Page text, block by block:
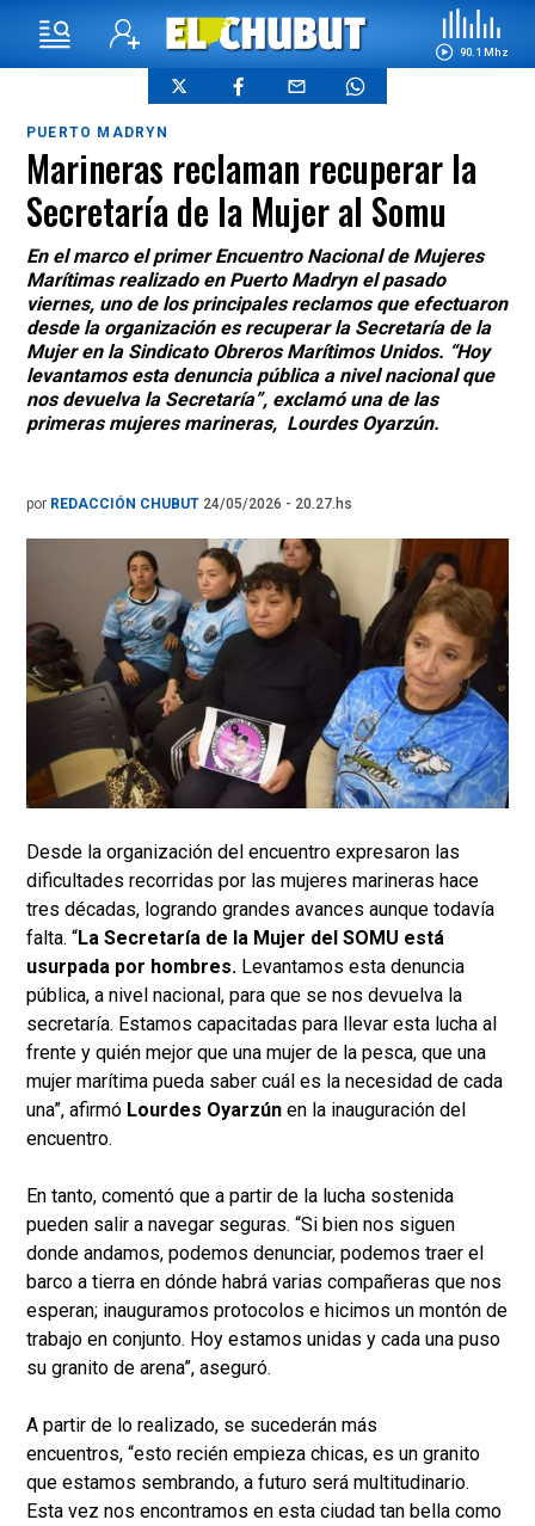
90.1 Mhz
PUERTO MADRYN
Marineras reclaman recuperar la
Secretaría de la Mujer al Somu
En el marco el primer Encuentro Nacional de Mujeres
Marítimas realizado en Puerto Madryn el pasado
viernes, uno de los principales reclamos que efectuaron
desde la organización es recuperar la Secretaría de la
Mujer en la Sindicato Obreros Marítimos Unidos. “Hoy
levantamos esta denuncia pública a nivel nacional que
nos devuelva la Secretaría”, exclamó una de las
primeras mujeres marineras, Lourdes Oyarzún.
por REDACCIÓN CHUBUT 24/05/2026 - 20.27.hs
Desde la organización del encuentro expresaron las
dificultades recorridas por las mujeres marineras hace
tres décadas, logrando grandes avances aunque todavía
falta. “La Secretaría de la Mujer del SOMU está
usurpada por hombres. Levantamos esta denuncia
pública, a nivel nacional, para que se nos devuelva la
secretaría. Estamos capacitadas para llevar esta lucha al
frente y quién mejor que una mujer de la pesca, que una
mujer marítima pueda saber cuál es la necesidad de cada
una”, afirmó Lourdes Oyarzún en la inauguración del
encuentro.
En tanto, comentó que a partir de la lucha sostenida
pueden salir a navegar seguras. “Si bien nos siguen
donde andamos, podemos denunciar, podemos traer el
barco a tierra en dónde habrá varias compañeras que nos
esperan; inauguramos protocolos e hicimos un montón de
trabajo en conjunto. Hoy estamos unidas y cada una puso
su granito de arena”, aseguró.
A partir de lo realizado, se sucederán más
encuentros, “esto recién empieza chicas, es un granito
que estamos sembrando, a futuro será multitudinario.
Esta vez nos encontramos en esta ciudad tan bella como